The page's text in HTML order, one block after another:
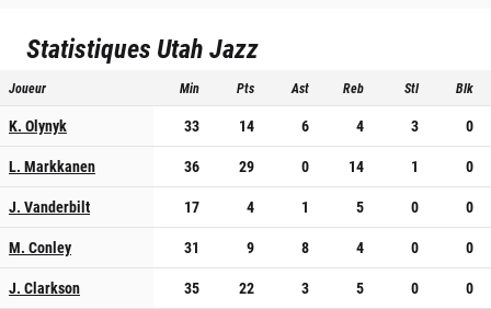
Statistiques Utah Jazz
Joueur Min Pts Ast Reb Stl Blk
K. Olynyk 33 14 6 4 3
0
L. Markkanen
36 29 0 14 1
0
J. Vanderbilt
17 4 1 5 0
0
M. Conley
31 9 8 4 0
0
J. Clarkson
35 22 3 5 0
0